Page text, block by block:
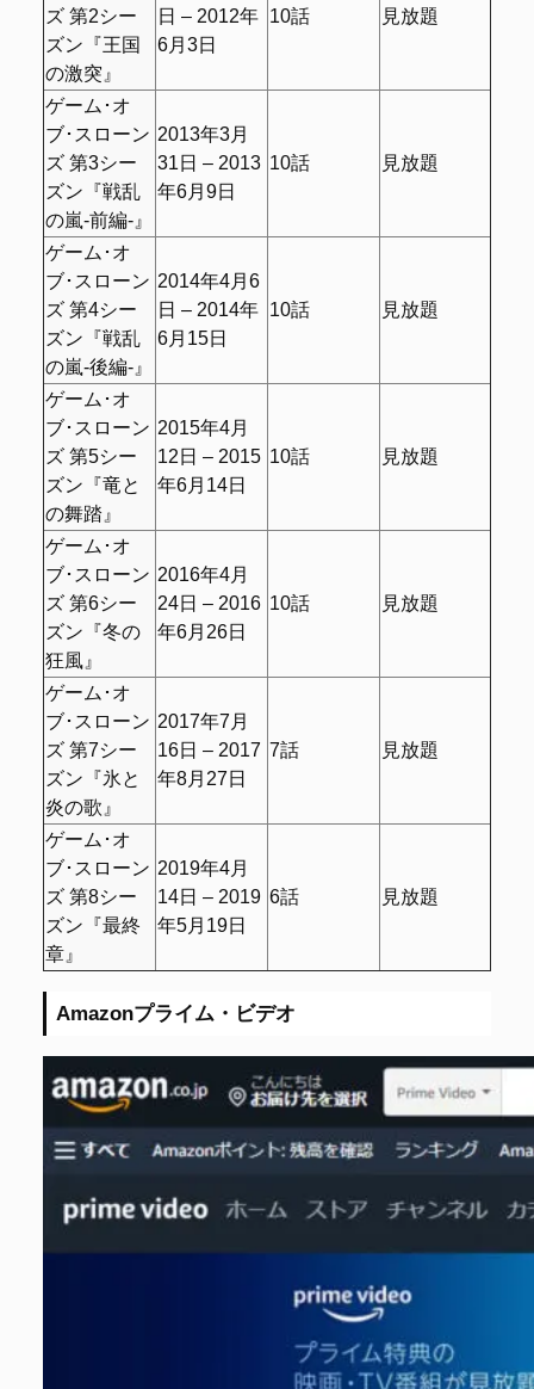
ズ 第2シー
ズン『王国
の激突』
日 – 2012年
6月3日
10話 見放題
ゲーム･オ
ブ･スローン
ズ 第3シー
ズン『戦乱
の嵐-前編-』
2013年3月
31日 – 2013
年6月9日
10話 見放題
ゲーム･オ
ブ･スローン
ズ 第4シー
ズン『戦乱
の嵐-後編-』
2014年4月6
日 – 2014年
6月15日
10話 見放題
ゲーム･オ
ブ･スローン
ズ 第5シー
ズン『竜と
の舞踏』
2015年4月
12日 – 2015
年6月14日
10話 見放題
ゲーム･オ
ブ･スローン
ズ 第6シー
ズン『冬の
狂風』
2016年4月
24日 – 2016
年6月26日
10話 見放題
ゲーム･オ
ブ･スローン
ズ 第7シー
ズン『氷と
炎の歌』
2017年7月
16日 – 2017
年8月27日
7話 見放題
ゲーム･オ
ブ･スローン
ズ 第8シー
ズン『最終
章』
2019年4月
14日 – 2019
年5月19日
6話 見放題
Amazonプライム・ビデオ